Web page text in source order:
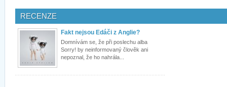
RECENZE
Fakt nejsou Edáči z Anglie?
Domnívám se, že při poslechu alba
Sorry! by neinformovaný člověk ani
nepoznal, že ho nahrála...